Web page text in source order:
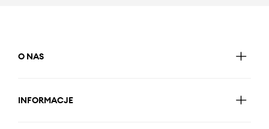
O NAS
INFORMACJE